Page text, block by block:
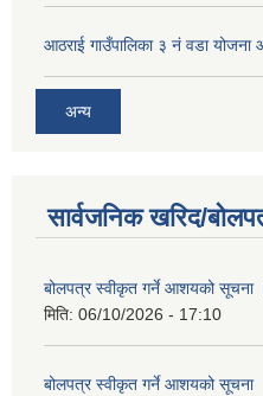
आठराई गाउँपालिका ३ नं वडा
अन्य
सार्वजनिक खरिद/
बोलपत्र स्वीकृत गर्ने आशयको सूचना
मिति: 06/10/2026 - 17:10
बोलपत्र स्वीकृत गर्ने आशयको सूचना